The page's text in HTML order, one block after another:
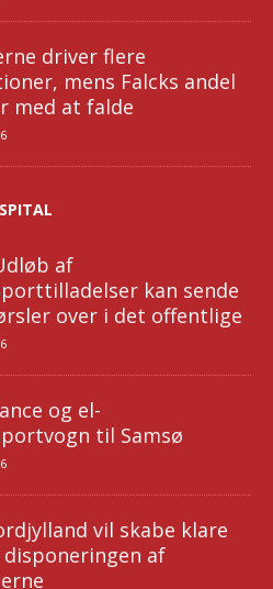
driver flere
mens Falcks andel
at falde
af
kan sende
over i det offentlige
og el-
til Samsø
vil skabe klare
af